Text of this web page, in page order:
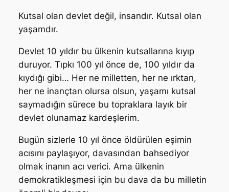
Kutsal olan devlet değil, insandır. Kutsal olan
yaşamdır.
Devlet 10 yıldır bu ülkenin kutsallarına kıyıp
duruyor. Tıpkı 100 yıl önce de, 100 yıldır da
kıydığı gibi… Her ne milletten, her ne ırktan,
her ne inançtan olursa olsun, yaşamı kutsal
saymadığın sürece bu topraklara layık bir
devlet olunamaz kardeşlerim.
Bugün sizlerle 10 yıl önce öldürülen eşimin
acısını paylaşıyor, davasından bahsediyor
olmak inanın acı verici. Ama ülkenin
demokratikleşmesi için bu dava da bu milletin